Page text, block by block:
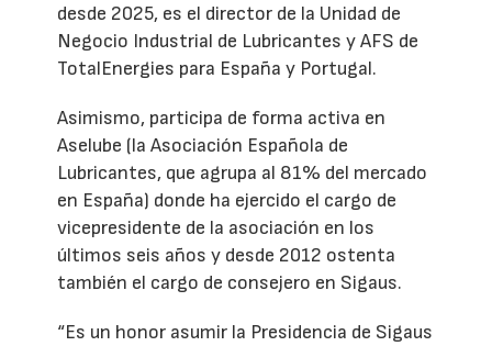
desde 2025, es el director de la Unidad de
Negocio Industrial de Lubricantes y AFS de
TotalEnergies para España y Portugal.
Asimismo, participa de forma activa en
Aselube (la Asociación Española de
Lubricantes, que agrupa al 81% del mercado
en España) donde ha ejercido el cargo de
vicepresidente de la asociación en los
últimos seis años y desde 2012 ostenta
también el cargo de consejero en Sigaus.
“Es un honor asumir la Presidencia de Sigaus